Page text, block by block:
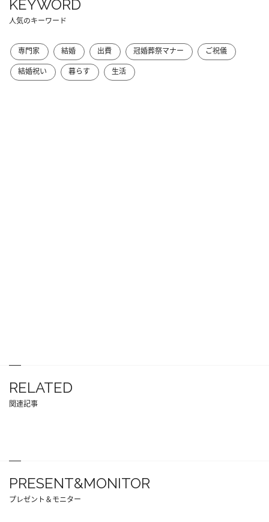
KEYWORD
人気のキーワード
専門家 結婚 出費 冠婚葬祭マナー
ご祝儀
結婚祝い
暮らす 生活
RELATED
関連記事
PRESENT&MONITOR
プレゼント＆モニター